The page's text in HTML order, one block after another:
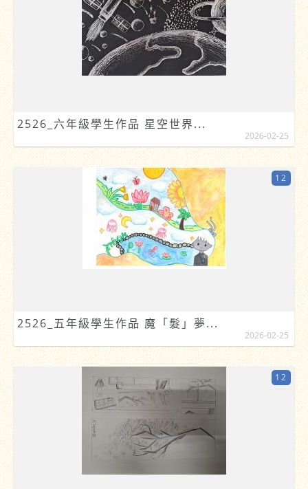
2526_六年級學生作品 星空世界...
2026-02-25
2526_五年級學生作品 魔「髮」夢...
12
2026-02-25
12